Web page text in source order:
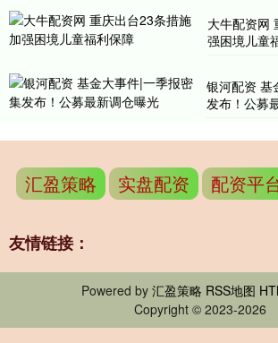
大牛配资网
强困境儿童
银河配资 基
发布！公募
汇盈策略 实盘配资 配资平
友情链接：
Powered by 汇盈策略 RSS地图
Copyright © 2023-2026